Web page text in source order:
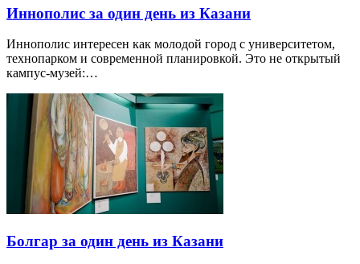
Иннополис за один день из Казани
Иннополис интересен как молодой город с университетом,
технопарком и современной планировкой. Это не открытый
кампус-музей:…
Болгар за один день из Казани